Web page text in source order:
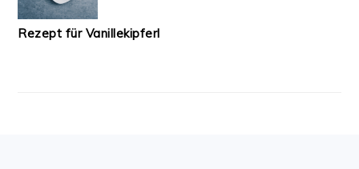
Rezept für Vanillekipferl